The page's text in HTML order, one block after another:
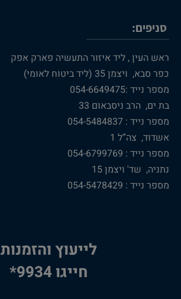
סניפים:
ראש העין , ליד איזור התעשיה פארק אפק
כפר סבא, ויצמן 35 (ליד ביטוח לאומי)
מספר נייד :054-6649475
בת ים, הרב ניסבאום 33
מספר נייד : 054-5484837
אשדוד, צה”ל 1
מספר נייד : 054-6799769
נתניה, שד' ויצמן 15
מספר נייד : 054-5478429
לייעוץ והזמנות
חייגו 9934*